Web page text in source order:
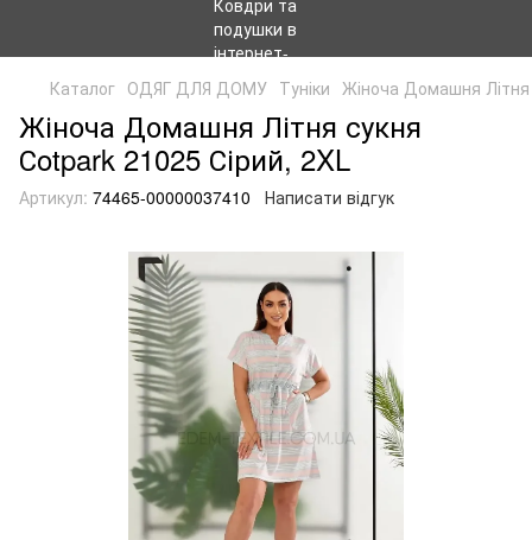
Каталог ОДЯГ ДЛЯ ДОМУ Туніки Жіноча Домашня
Жіноча Домашня Літня сукня
Сotpark 21025 Сірий, 2XL
Артикул: 74465-00000037410 Написати відгук